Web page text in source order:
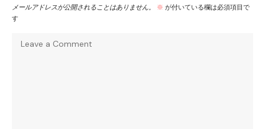
メールアドレスが公開されることはありません。 ※ が付いている欄は必須項目で
す